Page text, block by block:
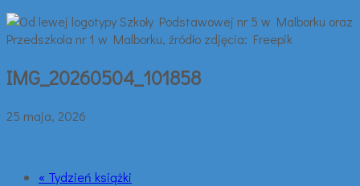
IMG_20260504_101858
25 maja, 2026
« Tydzień książki